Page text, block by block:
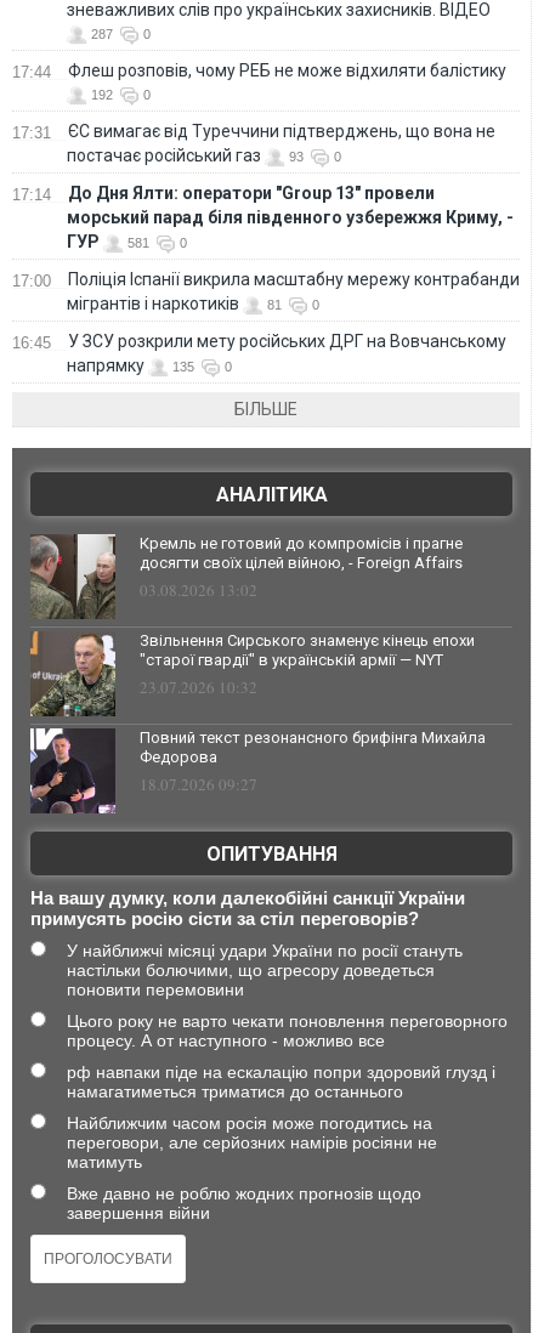
зневажливих слів про українських захисників. ВІДЕО
287 0
17:44 Флеш розповів, чому РЕБ не може відхиляти балістику
192 0
17:31
ЄС вимагає від Туреччини підтверджень, що вона не
постачає російський газ
93 0
17:14
До Дня Ялти: оператори "Group 13" провели
морський парад біля південного узбережжя Криму, -
ГУР
581 0
17:00
Поліція Іспанії викрила масштабну мережу контрабанди
мігрантів і наркотиків
81 0
16:45
У ЗСУ розкрили мету російських ДРГ на Вовчанському
напрямку
135 0
БІЛЬШЕ
АНАЛІТИКА
Кремль не готовий до компромісів і прагне
досягти своїх цілей війною, - Foreign Affairs
03.08.2026 13:02
Звільнення Сирського знаменує кінець епохи
"старої гвардії" в українській армії — NYT
23.07.2026 10:32
Повний текст резонансного брифінга Михайла
Федорова
18.07.2026 09:27
ОПИТУВАННЯ
На вашу думку, коли далекобійні санкції України
примусять росію сісти за стіл переговорів?
У найближчі місяці удари України по росії стануть
настільки болючими, що агресору доведеться
поновити перемовини
Цього року не варто чекати поновлення переговорного
процесу. А от наступного - можливо все
рф навпаки піде на ескалацію попри здоровий глузд і
намагатиметься триматися до останнього
Найближчим часом росія може погодитись на
переговори, але серйозних намірів росіяни не
матимуть
Вже давно не роблю жодних прогнозів щодо
завершення війни